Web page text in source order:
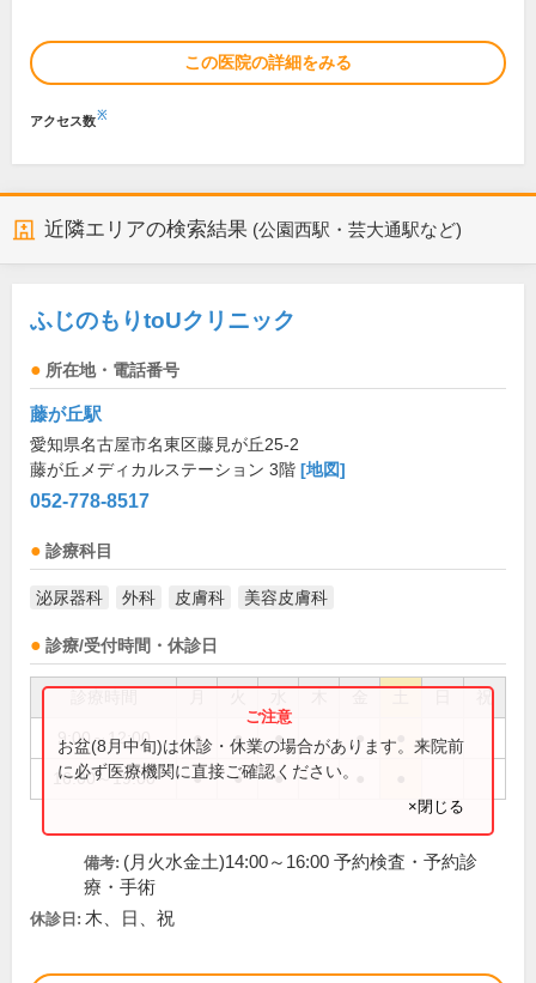
この医院の詳細をみる
アクセス数※
近隣エリアの検索結果 (公園西駅・芸大通駅など)
ふじのもりtoUクリニック
所在地・電話番号
藤が丘駅
愛知県名古屋市名東区藤見が丘25-2
藤が丘メディカルステーション 3階 [地図]
052-778-8517
診療科目
泌尿器科 外科 皮膚科 美容皮膚科
診療/受付時間・休診日
祝
9:00～12:00 ● ● ● ●
16:00～19:00 ● ● ●
お盆(8月中旬)は休診・休業の場合があります。来院前
に必ず医療機関に直接ご確認ください。
×閉じる
備考: (月火水金土)14:00～16:00 予約検査・予約診
療・手術
休診日: 木、日、祝